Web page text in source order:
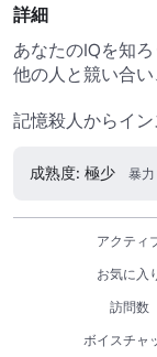
詳細
あなたのIQを知ろ
他の人と競い合
記憶殺人からイ
成熟度: 極少 暴
アクティ
お気に入
訪問数
ボイスチャ